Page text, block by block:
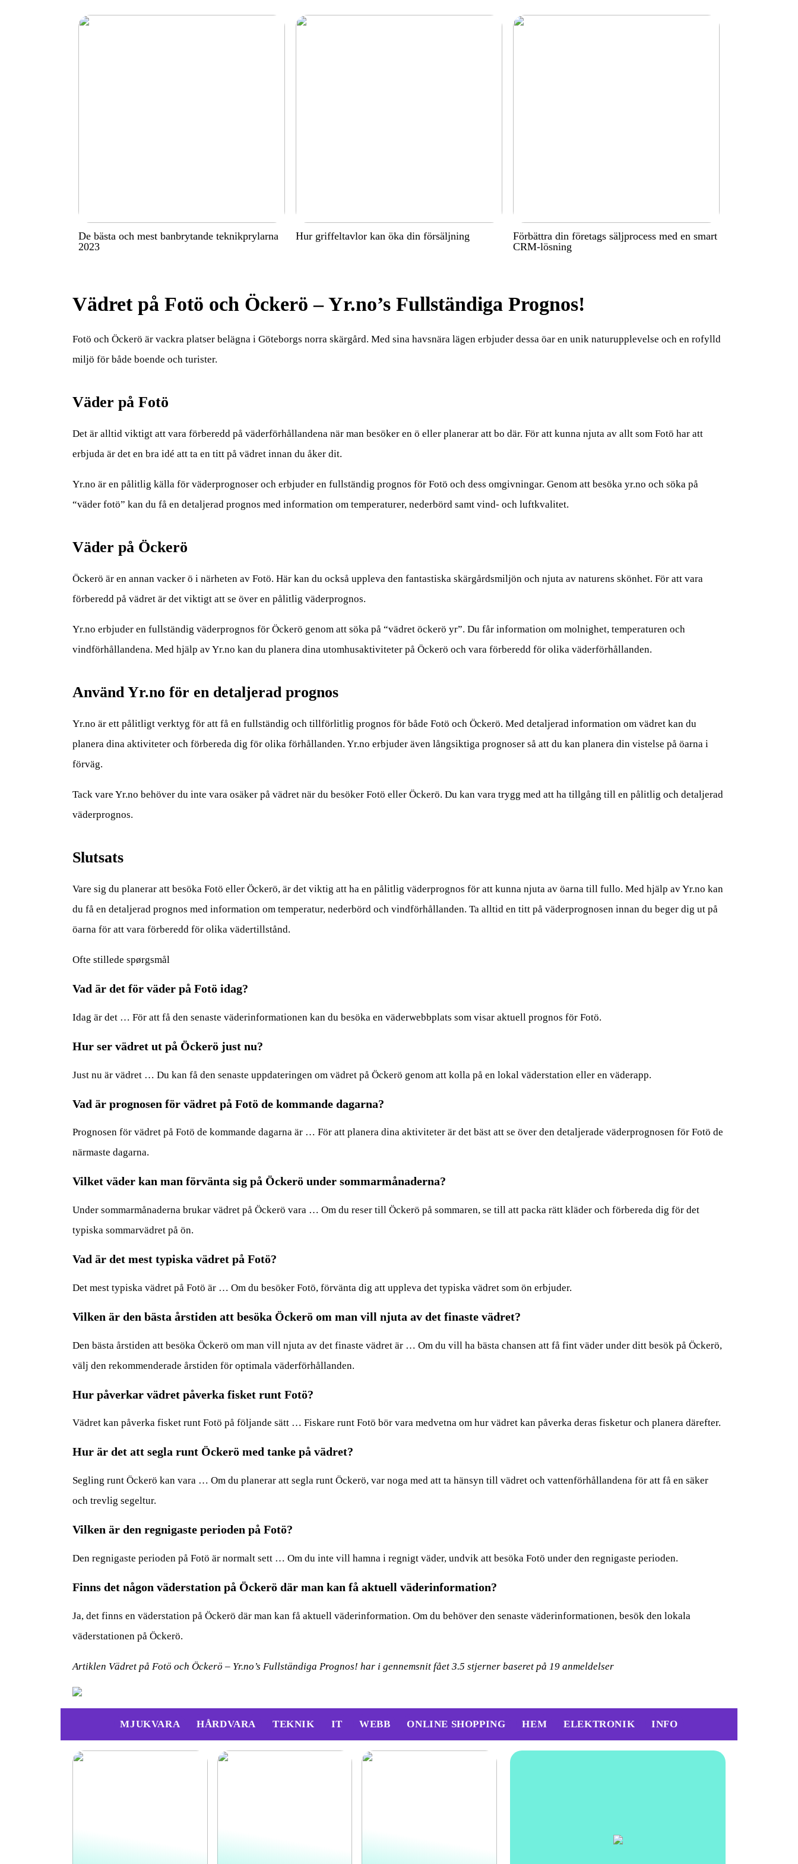
De bästa och mest banbrytande teknikprylarna
2023
Hur griffeltavlor kan öka din försäljning
Förbättra din företags säljprocess med en smart
CRM-lösning
Vädret på Fotö och Öckerö – Yr.no’s Fullständiga Prognos!
Fotö och Öckerö är vackra platser belägna i Göteborgs norra skärgård. Med sina havsnära lägen erbjuder dessa öar en unik naturupplevelse och en rofylld
miljö för både boende och turister.
Väder på Fotö
Det är alltid viktigt att vara förberedd på väderförhållandena när man besöker en ö eller planerar att bo där. För att kunna njuta av allt som Fotö har att
erbjuda är det en bra idé att ta en titt på vädret innan du åker dit.
Yr.no är en pålitlig källa för väderprognoser och erbjuder en fullständig prognos för Fotö och dess omgivningar. Genom att besöka yr.no och söka på
“väder fotö” kan du få en detaljerad prognos med information om temperaturer, nederbörd samt vind- och luftkvalitet.
Väder på Öckerö
Öckerö är en annan vacker ö i närheten av Fotö. Här kan du också uppleva den fantastiska skärgårdsmiljön och njuta av naturens skönhet. För att vara
förberedd på vädret är det viktigt att se över en pålitlig väderprognos.
Yr.no erbjuder en fullständig väderprognos för Öckerö genom att söka på “vädret öckerö yr”. Du får information om molnighet, temperaturen och
vindförhållandena. Med hjälp av Yr.no kan du planera dina utomhusaktiviteter på Öckerö och vara förberedd för olika väderförhållanden.
Använd Yr.no för en detaljerad prognos
Yr.no är ett pålitligt verktyg för att få en fullständig och tillförlitlig prognos för både Fotö och Öckerö. Med detaljerad information om vädret kan du
planera dina aktiviteter och förbereda dig för olika förhållanden. Yr.no erbjuder även långsiktiga prognoser så att du kan planera din vistelse på öarna i
förväg.
Tack vare Yr.no behöver du inte vara osäker på vädret när du besöker Fotö eller Öckerö. Du kan vara trygg med att ha tillgång till en pålitlig och detaljerad
väderprognos.
Slutsats
Vare sig du planerar att besöka Fotö eller Öckerö, är det viktig att ha en pålitlig väderprognos för att kunna njuta av öarna till fullo. Med hjälp av Yr.no kan
du få en detaljerad prognos med information om temperatur, nederbörd och vindförhållanden. Ta alltid en titt på väderprognosen innan du beger dig ut på
öarna för att vara förberedd för olika vädertillstånd.
Ofte stillede spørgsmål
Vad är det för väder på Fotö idag?
Idag är det … För att få den senaste väderinformationen kan du besöka en väderwebbplats som visar aktuell prognos för Fotö.
Hur ser vädret ut på Öckerö just nu?
Just nu är vädret … Du kan få den senaste uppdateringen om vädret på Öckerö genom att kolla på en lokal väderstation eller en väderapp.
Vad är prognosen för vädret på Fotö de kommande dagarna?
Prognosen för vädret på Fotö de kommande dagarna är … För att planera dina aktiviteter är det bäst att se över den detaljerade väderprognosen för Fotö de
närmaste dagarna.
Vilket väder kan man förvänta sig på Öckerö under sommarmånaderna?
Under sommarmånaderna brukar vädret på Öckerö vara … Om du reser till Öckerö på sommaren, se till att packa rätt kläder och förbereda dig för det
typiska sommarvädret på ön.
Vad är det mest typiska vädret på Fotö?
Det mest typiska vädret på Fotö är … Om du besöker Fotö, förvänta dig att uppleva det typiska vädret som ön erbjuder.
Vilken är den bästa årstiden att besöka Öckerö om man vill njuta av det finaste vädret?
Den bästa årstiden att besöka Öckerö om man vill njuta av det finaste vädret är … Om du vill ha bästa chansen att få fint väder under ditt besök på Öckerö,
välj den rekommenderade årstiden för optimala väderförhållanden.
Hur påverkar vädret påverka fisket runt Fotö?
Vädret kan påverka fisket runt Fotö på följande sätt … Fiskare runt Fotö bör vara medvetna om hur vädret kan påverka deras fisketur och planera därefter.
Hur är det att segla runt Öckerö med tanke på vädret?
Segling runt Öckerö kan vara … Om du planerar att segla runt Öckerö, var noga med att ta hänsyn till vädret och vattenförhållandena för att få en säker
och trevlig segeltur.
Vilken är den regnigaste perioden på Fotö?
Den regnigaste perioden på Fotö är normalt sett … Om du inte vill hamna i regnigt väder, undvik att besöka Fotö under den regnigaste perioden.
Finns det någon väderstation på Öckerö där man kan få aktuell väderinformation?
Ja, det finns en väderstation på Öckerö där man kan få aktuell väderinformation. Om du behöver den senaste väderinformationen, besök den lokala
väderstationen på Öckerö.
Artiklen Vädret på Fotö och Öckerö – Yr.no’s Fullständiga Prognos! har i gennemsnit fået 3.5 stjerner baseret på 19 anmeldelser
MJUKVARA HÅRDVARA TEKNIK IT WEBB ONLINE SHOPPING HEM ELEKTRONIK INFO